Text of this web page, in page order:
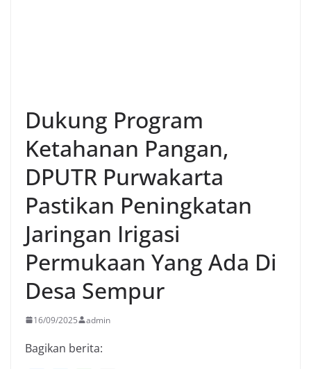
Dukung Program
Ketahanan Pangan,
DPUTR Purwakarta
Pastikan Peningkatan
Jaringan Irigasi
Permukaan Yang Ada Di
Desa Sempur
16/09/2025 admin
Bagikan berita: